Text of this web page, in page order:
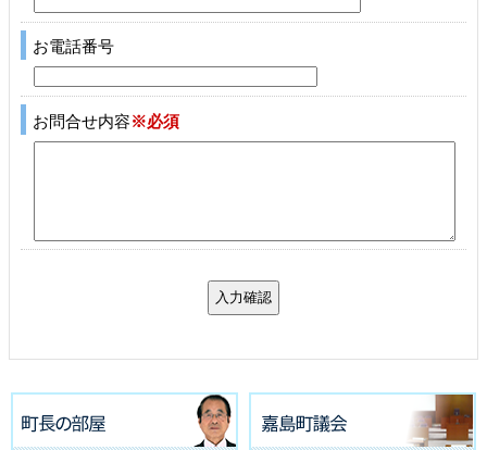
お電話番号
お問合せ内容※必須